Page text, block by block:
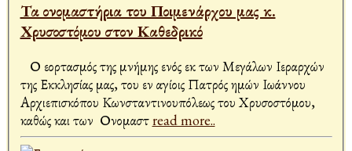
Τα ονομαστήρια του Ποιμενάρχου μας κ.
Χρυσοστόμου στον Καθεδρικό
Ο εορτασμός της μνήμης ενός εκ των Μεγάλων Ιεραρχών
της Εκκλησίας μας, του εν αγίοις Πατρός ημών Ιωάννου
Αρχιεπισκόπου Κωνσταντινουπόλεως του Χρυσοστόμου,
καθώς και των Ονομαστread more..